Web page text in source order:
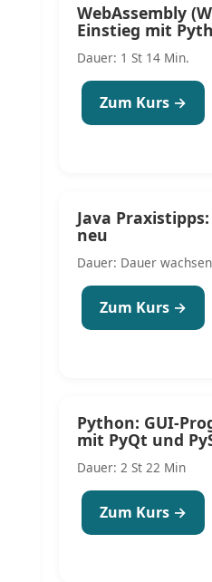
WebAssembly
Einstieg mit
Dauer: 1 St 14 Min.
Zum Kurs →
Java
neu
Dauer: Dauer
Zum Kurs →
Python: GUI-
mit PyQt und
Dauer: 2 St 22 Min
Zum Kurs →